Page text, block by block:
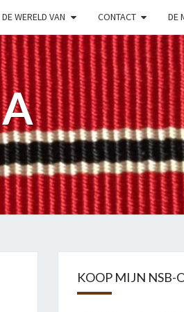
DE WERELD VAN CONTACT DE
KOOP MIJN NSB-